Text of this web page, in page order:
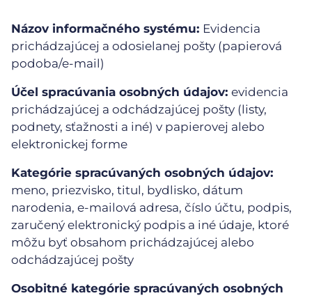
Názov informačného systému: Evidencia
prichádzajúcej a odosielanej pošty (papierová
podoba/e-mail)
Účel spracúvania osobných údajov: evidencia
prichádzajúcej a odchádzajúcej pošty (listy,
podnety, sťažnosti a iné) v papierovej alebo
elektronickej forme
Kategórie spracúvaných osobných údajov:
meno, priezvisko, titul, bydlisko, dátum
narodenia, e-mailová adresa, číslo účtu, podpis,
zaručený elektronický podpis a iné údaje, ktoré
môžu byť obsahom prichádzajúcej alebo
odchádzajúcej pošty
Osobitné kategórie spracúvaných osobných